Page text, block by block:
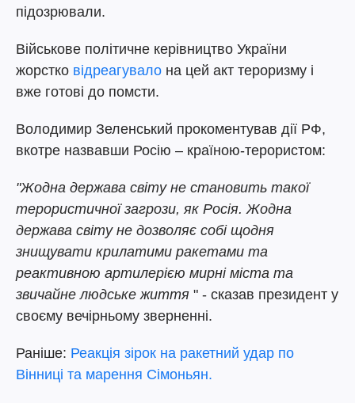
підозрювали.
Військове політичне керівництво України
жорстко відреагувало на цей акт тероризму і
вже готові до помсти.
Володимир Зеленський прокоментував дії РФ,
вкотре назвавши Росію – країною-терористом:
"Жодна держава світу не становить такої
терористичної загрози, як Росія. Жодна
держава світу не дозволяє собі щодня
знищувати крилатими ракетами та
реактивною артилерією мирні міста та
звичайне людське життя " - сказав президент у
своєму вечірньому зверненні.
Раніше: Реакція зірок на ракетний удар по
Вінниці та марення Сімоньян.